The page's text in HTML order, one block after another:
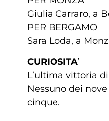
Giulia Carraro, a
PER BERGAMO
Sara Loda, a
CURIOSITA’
L’ultima vittoria
Nessuno dei
cinque.